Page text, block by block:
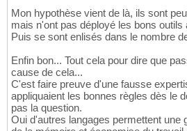
Mon hypothèse vient de là, ils sont
mais n'ont pas déployé les bons outils
Puis se sont enlisés dans le nombre
Enfin bon... Tout cela pour dire que
cause de cela...
C'est faire preuve d'une fausse
appliquaient les bonnes règles dès le
pas la question.
Oui d'autres langages permettent une